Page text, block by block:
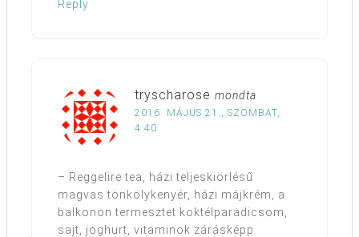
Reply
tryscharose mondta
2016. MÁJUS 21., SZOMBAT,
4:40
– Reggelire tea, házi teljeskiörlésű
magvas tönkölykenyér, házi májkrém, a
balkonon termesztet koktélparadicsom,
sajt, joghurt, vitaminok zárásképp.